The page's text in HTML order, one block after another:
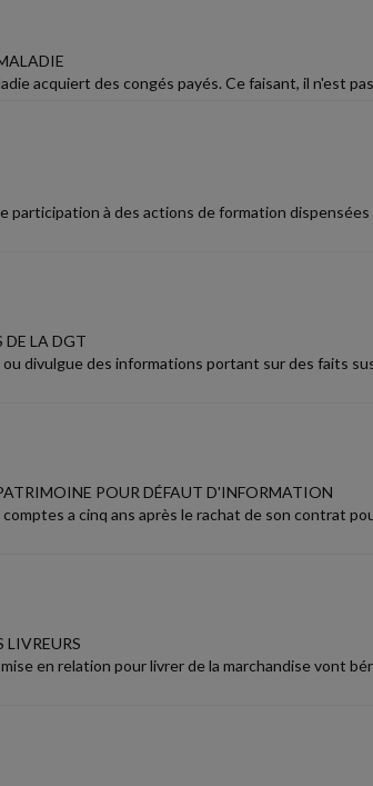
acquiert des congés payés. Ce faisant, il n'est
à des actions de formation
DE LA DGT
divulgue des informations portant sur des faits
POUR DÉFAUT D'INFORMATION
a cinq ans après le rachat de son contrat
LIVREURS
en relation pour livrer de la marchandise vont